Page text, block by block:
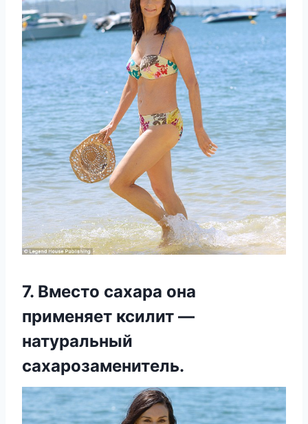
7. Вместо сахара она
применяет ксилит —
натуральный
сахарозаменитель.